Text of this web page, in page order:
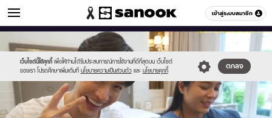
เข้าสู่ระบบสมาชิก
ข่าวบันเทิง หมวดอื่นๆ
เว็บไซต์นี้ใช้คุกกี้ เพื่อให้ท่านได้รับประสบการณ์การใช้งานที่ดีที่สุดบน เว็บไซต์
ของเรา โปรดศึกษาเพิ่มเติมที่ นโยบายความเป็นส่วนตัว และ นโยบายคุกกี้
ตกลง
//s.isanook.com/sr/0/images/logo-
new-
sanook.png
//s.isanook.com/ns/0/ud/1732/8660218/pj.jpg